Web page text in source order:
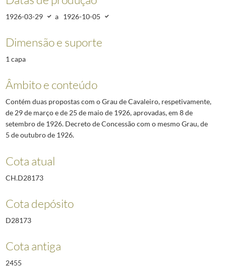
1926-03-29 a 1926-10-05
Dimensão e suporte
1 capa
Âmbito e conteúdo
Contém duas propostas com o Grau de Cavaleiro, respetivamente,
de 29 de março e de 25 de maio de 1926, aprovadas, em 8 de
setembro de 1926. Decreto de Concessão com o mesmo Grau, de
5 de outubro de 1926.
Cota atual
CH.D28173
Cota depósito
D28173
Cota antiga
2455